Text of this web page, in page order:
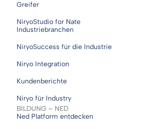
Greifer
NiryoStudio for Nate
Industriebranchen
NiryoSuccess für die Industrie
Niryo Integration
Kundenberichte
Niryo für Industry
BILDUNG – NED
Ned Platform entdecken